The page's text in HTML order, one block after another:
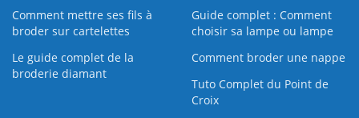
Comment mettre ses fils à
broder sur cartelettes
Guide complet : Comment
choisir sa lampe ou lampe
Le guide complet de la
broderie diamant
Comment broder une nappe
Tuto Complet du Point de
Croix